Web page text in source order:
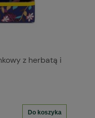
z herbatą i
Do koszyka